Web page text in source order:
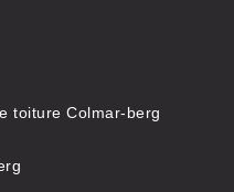
toiture Colmar-berg